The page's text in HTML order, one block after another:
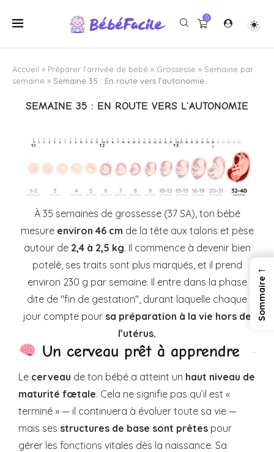
0
Accueil » Préparer l'arrivée de bébé » Grossesse » Semaine par
semaine » Semaine 35 : En route vers l’autonomie
SEMAINE 35 : EN ROUTE VERS L’AUTONOMIE
À 35 semaines de grossesse (37 SA), ton bébé
mesure environ 46 cm de la tête aux talons et pèse
autour de 2,4 à 2,5 kg. Il commence à devenir bien
potelé, ses traits sont plus marqués, et il prend
environ 230 g par semaine. Il entre dans la phase
dite de "fin de gestation", durant laquelle chaque
jour compte pour sa préparation à la vie hors de
l’utérus.
Un cerveau prêt à apprendre
Le cerveau de ton bébé a atteint un haut niveau de
maturité fœtale. Cela ne signifie pas qu’il est «
terminé » — il continuera à évoluer toute sa vie —
mais ses structures de base sont prêtes pour
gérer les fonctions vitales dès la naissance. Sa
←